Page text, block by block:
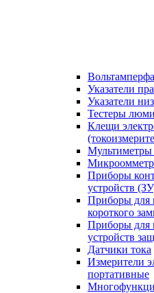
Указатели
Указатели
Тестеры
Клещи
Мультиметры
Приборы
устройств
Приборы для
короткого
Приборы для
устройств
Датчики тока
Измерители
портативные